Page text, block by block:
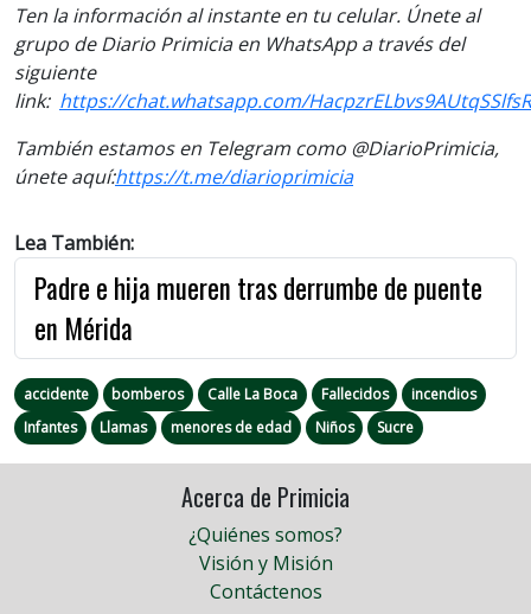
Ten la información al instante en tu celular. Únete al
grupo de Diario Primicia en WhatsApp a través del
siguiente
link: https://chat.whatsapp.com/HacpzrELbvs9AUtqSSlfsR
También estamos en Telegram como @DiarioPrimicia,
únete aquí:https://t.me/diarioprimicia
Lea También:
Padre e hija mueren tras derrumbe de puente
en Mérida
accidente bomberos Calle La Boca Fallecidos
incendios
Infantes
Llamas menores de edad Niños Sucre
Acerca de Primicia
¿Quiénes somos?
Visión y Misión
Contáctenos